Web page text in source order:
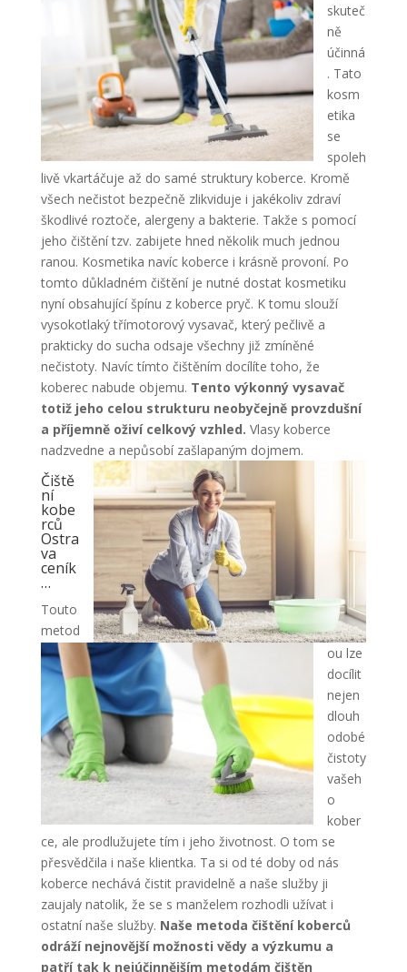
skuteč
ně
účinná
. Tato
kosm
etika
se
spoleh
livě vkartáčuje až do samé struktury koberce. Kromě
všech nečistot bezpečně zlikviduje i jakékoliv zdraví
škodlivé roztoče, alergeny a bakterie. Takže s pomocí
jeho čištění tzv. zabijete hned několik much jednou
ranou. Kosmetika navíc koberce i krásně provoní. Po
tomto důkladném čištění je nutné dostat kosmetiku
nyní obsahující špínu z koberce pryč. K tomu slouží
vysokotlaký třímotorový vysavač, který pečlivě a
prakticky do sucha odsaje všechny již zmíněné
nečistoty. Navíc tímto čištěním docílíte toho, že
koberec nabude objemu. Tento výkonný vysavač
totiž jeho celou strukturu neobyčejně provzdušní
a příjemně oživí celkový vzhled. Vlasy koberce
nadzvedne a nepůsobí zašlapaným dojmem.
Čiště
ní
kobe
rců
Ostra
va
ceník
…
Touto
metod
ou lze
docílit
nejen
dlouh
odobé
čistoty
vašeh
o
kober
ce, ale prodlužujete tím i jeho životnost. O tom se
přesvědčila i naše klientka. Ta si od té doby od nás
koberce nechává čistit pravidelně a naše služby ji
zaujaly natolik, že se s manželem rozhodli užívat i
ostatní naše služby. Naše metoda čištění koberců
odráží nejnovější možnosti vědy a výzkumu a
patří tak k nejúčinnějším metodám čištěn